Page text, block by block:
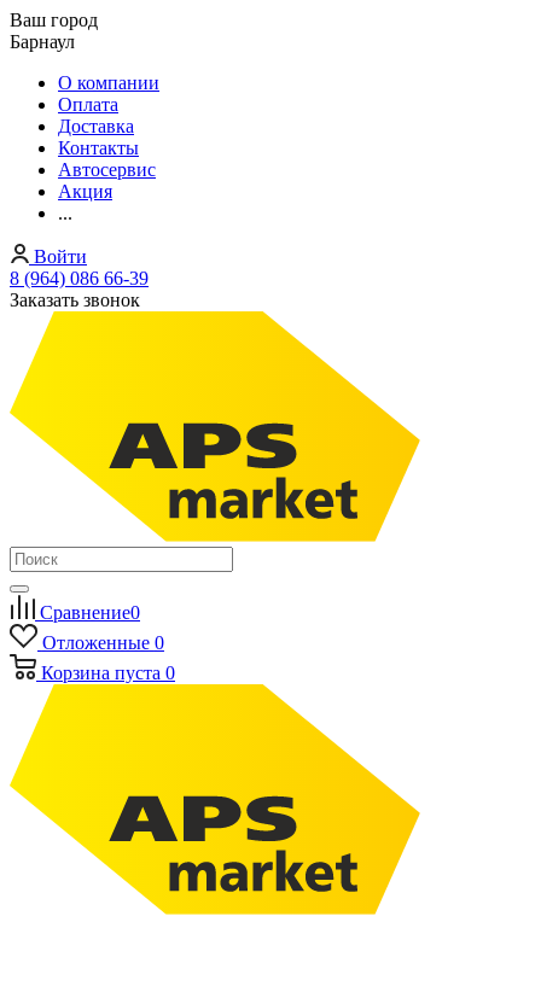
Ваш город
Барнаул
О компании
Оплата
Доставка
Контакты
Автосервис
Акция
...
Войти
8 (964) 086 66-39
Заказать звонок
Сравнение0
Отложенные 0
Корзина пуста 0